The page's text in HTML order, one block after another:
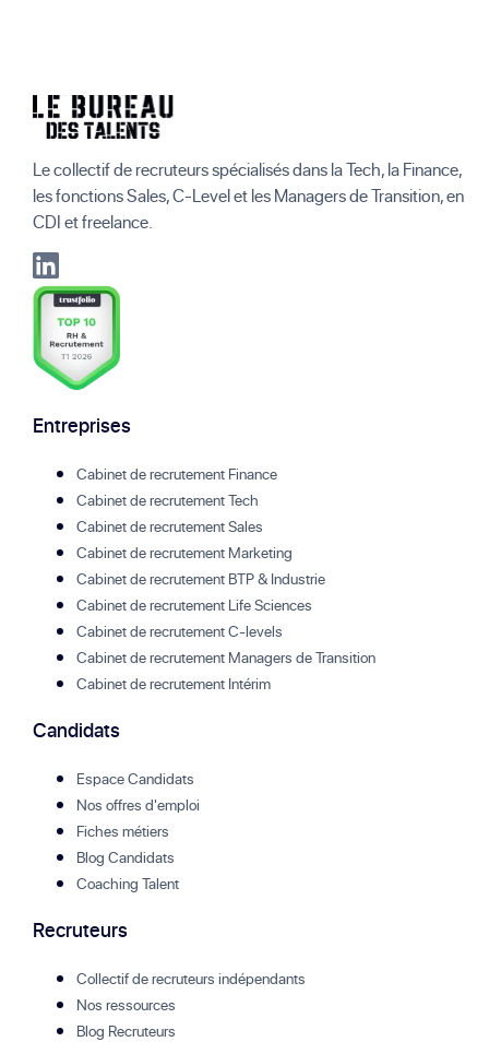
Le collectif de recruteurs spécialisés dans la Tech, la Finance,
les fonctions Sales, C-Level et les Managers de Transition, en
CDI et freelance.
Entreprises
Cabinet de recrutement Finance
Cabinet de recrutement Tech
Cabinet de recrutement Sales
Cabinet de recrutement Marketing
Cabinet de recrutement BTP & Industrie
Cabinet de recrutement Life Sciences
Cabinet de recrutement C-levels
Cabinet de recrutement Managers de Transition
Cabinet de recrutement Intérim
Candidats
Espace Candidats
Nos offres d'emploi
Fiches métiers
Blog Candidats
Coaching Talent
Recruteurs
Collectif de recruteurs indépendants
Nos ressources
Blog Recruteurs